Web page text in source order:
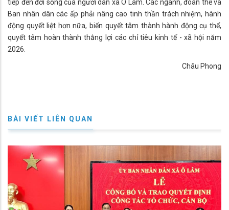
tiếp đến đời sống của người dân xã Ô Lâm. Các ngành, đoàn thể và
Ban nhân dân các ấp phải nâng cao tinh thần trách nhiệm, hành
động quyết liệt hơn nữa, biến quyết tâm thành hành động cụ thể,
quyết tâm hoàn thành thắng lợi các chỉ tiêu kinh tế - xã hội năm
2026.
Châu Phong
BÀI VIẾT LIÊN QUAN